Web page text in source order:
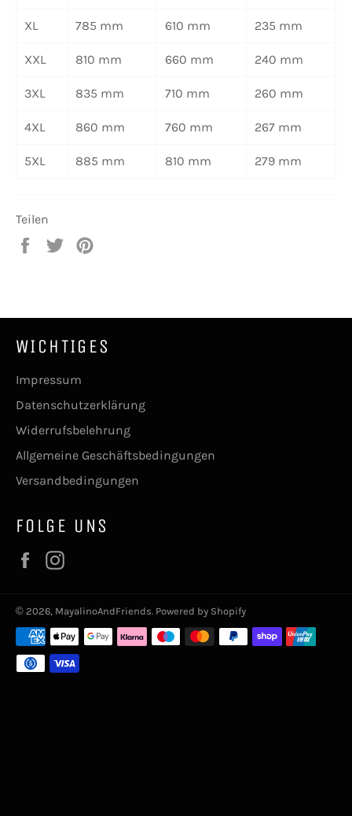
XL 785 mm 610 mm 235 mm
XXL 810 mm 660 mm 240 mm
3XL 835 mm 710 mm 260 mm
4XL 860 mm 760 mm 267 mm
5XL 885 mm 810 mm 279 mm
Teilen
Auf
Auf
WICHTIGES
Impressum
Datenschutzerklärung
Widerrufsbelehrung
Allgemeine Geschäftsbedingungen
Versandbedingungen
FOLGE UNS
Facebook
© 2026, MayalinoAndFriends. Powered by Shopify
Zahlungsmethoden